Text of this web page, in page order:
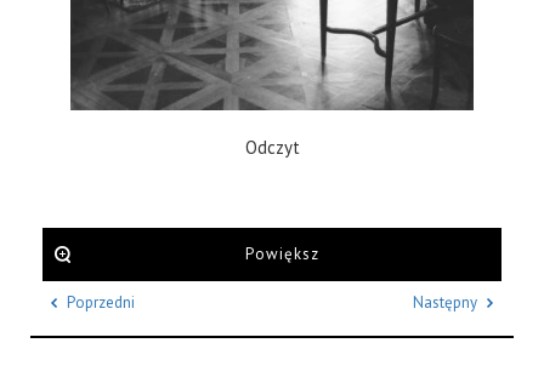
Odczyt
Powiększ
Poprzedni Następny